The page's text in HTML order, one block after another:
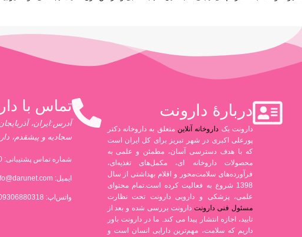
دربارۀ دارونت
دارونت یک داروخانه آنلاینمتعلق به داروخانه دکتر
پورعلی اکبری در شهر تبریز برای کل ایران است
که با هدف دسترسی آسان، مطمئن و علمی به
محصولات داروخانه ای، مکمل‌های تغذیه‌ای،
فرآورده‌های سلامت‌محور و اقلام بهداشتی از سال
1398 شروع به فعالیت کرده است.تمام محتوای
علمی، پزشکی و دارویی دارونت تحت نظارت
مسئول فنی دارونتدارونت بررسی شده و بعد از
تایید، اجازه انتشار پیدا می کند. ما در دارونت باور
داریم که سلامت، مهم‌ترین دارایی انسان است و
تماس با
آدرس:ایران،
سجادیه و پیشقدم،
شماره تماس پشتیبانی:
ایمیل:
واتس‌اپ: 09306880318